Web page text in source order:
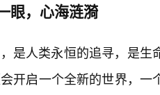
眼，心海涟漪
是人类永恒的追寻，是生
开启一个全新的世界，